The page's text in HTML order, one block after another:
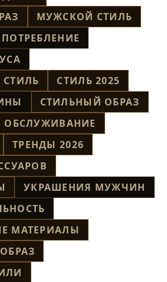
МУЖСКОЙ СТИЛЬ
СТИЛЬ 2025
СТИЛЬНЫЙ ОБРАЗ
ОБСЛУЖИВАНИЕ
ТРЕНДЫ 2026
УКРАШЕНИЯ МУЖЧИН
МАТЕРИАЛЫ